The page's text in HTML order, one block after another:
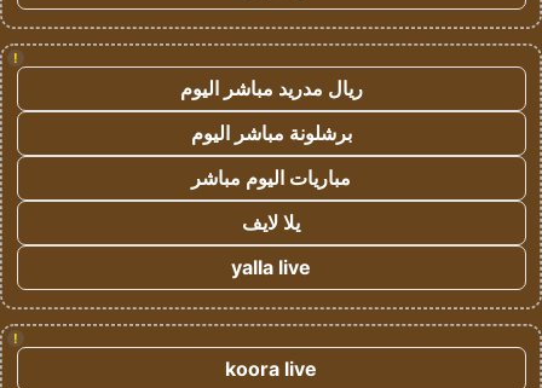
!
ريال مدريد مباشر اليوم
برشلونة مباشر اليوم
مباريات اليوم مباشر
يلا لايف
yalla live
!
koora live